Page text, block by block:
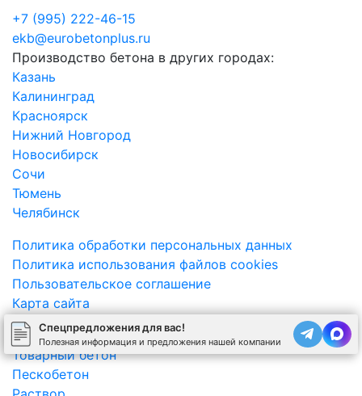
+7 (995) 222-46-15
ekb@eurobetonplus.ru
Производство бетона в других городах:
Казань
Калининград
Красноярск
Нижний Новгород
Новосибирск
Сочи
Тюмень
Челябинск
Политика обработки персональных данных
Политика использования файлов cookies
Пользовательское соглашение
Карта сайта
Продукция
Товарный бетон
Пескобетон
Спецпредложения для вас!
Полезная информация и предложения нашей компании